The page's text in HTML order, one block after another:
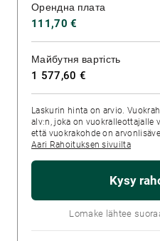
Орендна плата
111,70 €
Майбутня вартість
1 577,60 €
Laskurin hinta on arvio.
alv:n, joka on vuokralleottajalle
että vuokrakohde on
Aari Rahoituksen sivuilta
Kysy
Lomake lähtee